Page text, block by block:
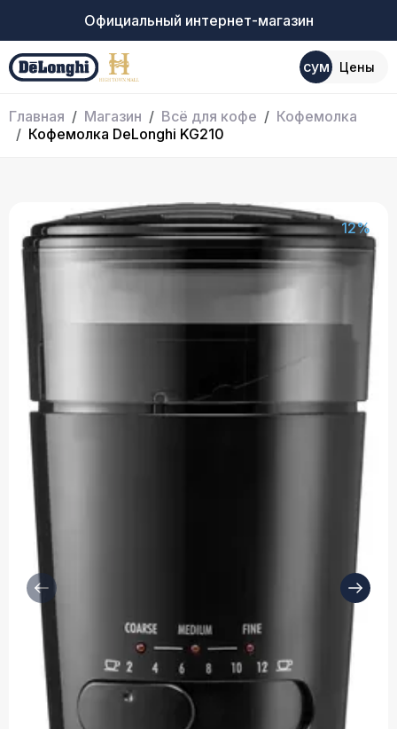
Официальный интернет-магазин
сум Цены
Главная Магазин Всё для кофе
Кофемолка
Кофемолка DeLonghi KG210
12%